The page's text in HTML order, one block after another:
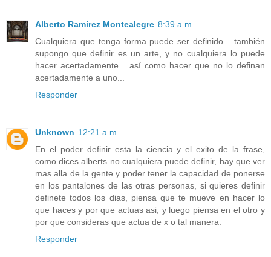
Alberto Ramírez Montealegre 8:39 a.m.
Cualquiera que tenga forma puede ser definido... también
supongo que definir es un arte, y no cualquiera lo puede
hacer acertadamente... así como hacer que no lo definan
acertadamente a uno...
Responder
Unknown 12:21 a.m.
En el poder definir esta la ciencia y el exito de la frase,
como dices alberts no cualquiera puede definir, hay que ver
mas alla de la gente y poder tener la capacidad de ponerse
en los pantalones de las otras personas, si quieres definir
definete todos los dias, piensa que te mueve en hacer lo
que haces y por que actuas asi, y luego piensa en el otro y
por que consideras que actua de x o tal manera.
Responder